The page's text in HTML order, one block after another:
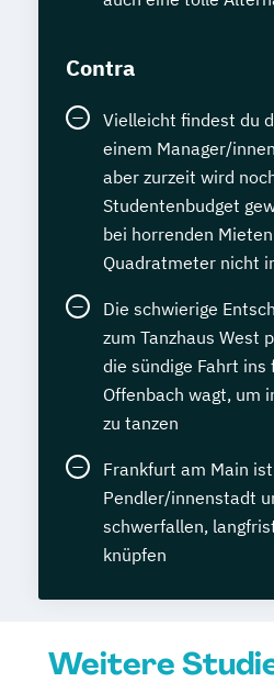
Contra
Vielleicht findest du
einem Manager/
aber zurzeit wird
Studentenbudget
bei horrenden
Quadratmeter nicht
Die schwierige
zum Tanzhaus West
die sündige Fahrt ins
Offenbach wagt, um
zu tanzen
Frankfurt am Main
Pendler/innenstadt
schwerfallen,
knüpfen
Weitere